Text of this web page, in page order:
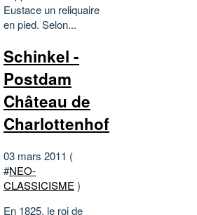
Eustace un reliquaire
en pied. Selon...
Schinkel -
Postdam
Château de
Charlottenhof
03 mars 2011 (
#NEO-
CLASSICISME )
En 1825, le roi de